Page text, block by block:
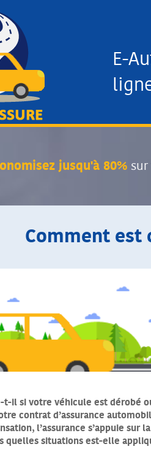
E-
jusqu'à 80% sur
Comment est
t-il si votre véhicule est dérobé
contrat d’assurance
l’assurance s’appuie
quelles situations est-elle